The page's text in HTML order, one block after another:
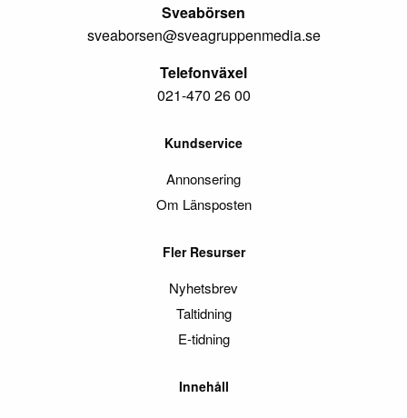
Sveabörsen
sveaborsen@sveagruppenmedia.se
Telefonväxel
021-470 26 00
Kundservice
Annonsering
Om Länsposten
Fler Resurser
Nyhetsbrev
Taltidning
E-tidning
Innehåll